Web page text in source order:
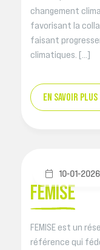
changement
favorisant la
faisant
climatiques. […]
EN SAVOIR PLUS
10-01-2026
FEMISE
FEMISE est un
référence qui